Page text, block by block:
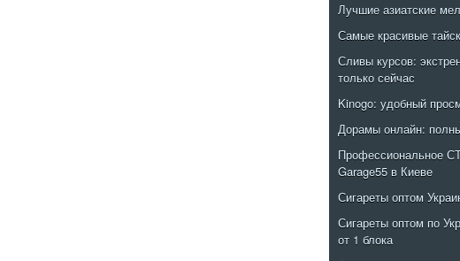
Лучшие азиатские
Самые красивые
Сливы курсов:
только сейчас
Kinogo: удобный
Дорамы онлайн:
Профессиональное
Garage55 в Киеве
Сигареты оптом
Сигареты оптом по
от 1 блока